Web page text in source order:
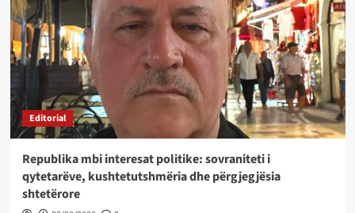
Editorial
Republika mbi interesat politike: sovraniteti i
qytetarëve, kushtetutshmëria dhe përgjegjësia
shtetërore